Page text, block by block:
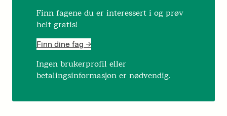
Finn fagene du er interessert i og prøv
helt gratis!
Finn dine fag ->
Ingen brukerprofil eller
betalingsinformasjon er nødvendig.